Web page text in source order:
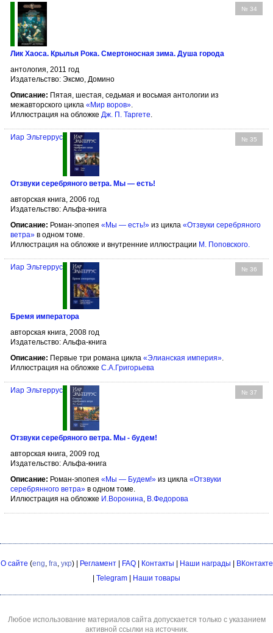
№ 34
Лик Хаоса. Крылья Рока. Смертоносная зима. Душа города
антология, 2011 год
Издательство: Эксмо, Домино
Описание: Пятая, шестая, седьмая и восьмая антологии из
межавторского цикла «Мир воров»
Иллюстрация на обложке Дж. П. Таргете
№ 35
Иар Эльтеррус
Отзвуки серебряного ветра. Мы — есть!
авторская книга, 2006 год
Издательство: Альфа-книга
Описание: Роман-эпопея «Мы — есть!» из цикла «Отзвуки серебряного
ветра» в одном томе.
Иллюстрация на обложке и внутренние иллюстрации М. Поповского
№ 36
Иар Эльтеррус
Бремя императора
авторская книга, 2008 год
Издательство: Альфа-книга
Описание: Первые три романа цикла «Элианская империя».
Иллюстрация на обложке С.А.Григорьева
№ 37
Иар Эльтеррус
Отзвуки серебряного ветра. Мы - будем!
авторская книга, 2009 год
Издательство: Альфа-книга
Описание: Роман-эпопея «Мы — Будем!» из цикла «Отзвуки
серебрянного ветра» в одном томе.
Иллюстрация на обложке И.Воронина, В.Федорова
О сайте (eng, fra, укр) | Регламент| FAQ| Контакты | Наши награды | ВКонтакте
| Telegram | Наши товары
Любое использование материалов сайта допускается только с указанием
активной ссылки на источник.